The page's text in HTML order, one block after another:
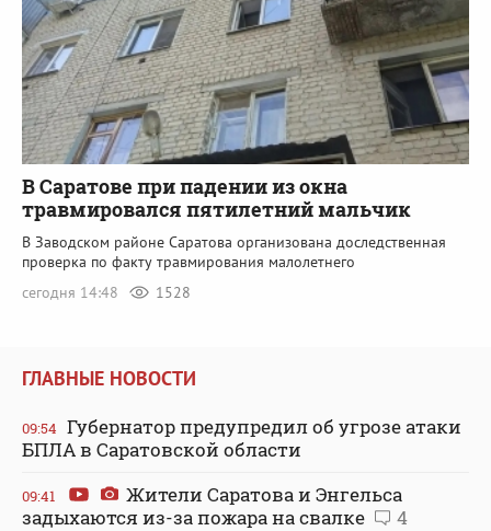
В Саратове при падении из окна
травмировался пятилетний мальчик
В Заводском районе Саратова организована доследственная
проверка по факту травмирования малолетнего
сегодня 14:48
1528
ГЛАВНЫЕ НОВОСТИ
09:54 Губернатор предупредил об угрозе атаки
БПЛА в Саратовской области
09:41
Жители Саратова и Энгельса
задыхаются из-за пожара на свалке
4